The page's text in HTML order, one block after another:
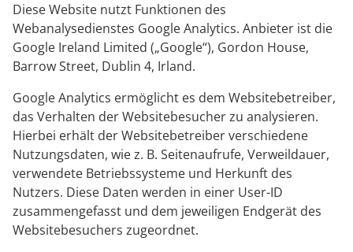
Diese Website nutzt Funktionen des
Webanalysedienstes Google Analytics. Anbieter ist die
Google Ireland Limited („Google“), Gordon House,
Barrow Street, Dublin 4, Irland.
Google Analytics ermöglicht es dem Websitebetreiber,
das Verhalten der Websitebesucher zu analysieren.
Hierbei erhält der Websitebetreiber verschiedene
Nutzungsdaten, wie z. B. Seitenaufrufe, Verweildauer,
verwendete Betriebssysteme und Herkunft des
Nutzers. Diese Daten werden in einer User-ID
zusammengefasst und dem jeweiligen Endgerät des
Websitebesuchers zugeordnet.